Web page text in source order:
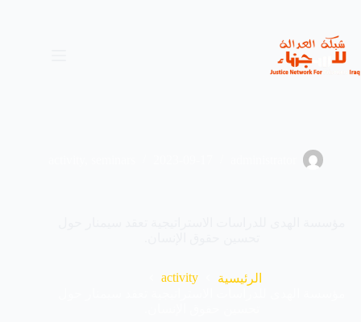
المحتوى
الرئيسية
activity